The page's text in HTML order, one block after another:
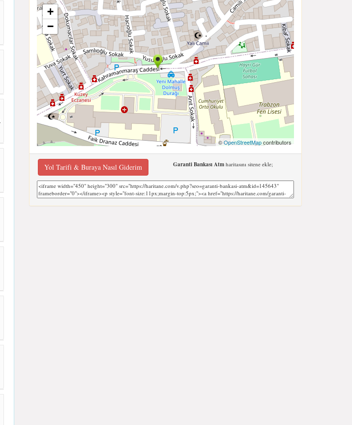
+
−
©OpenStreetMapcontributors
Yol Tarifi & Buraya Nasıl Giderim Garanti Bankası Atmharitasını sitene ekle;